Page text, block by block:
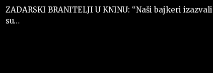
ZADARSKI BRANITELJI U KNINU: “Naši bajkeri izazvali
su…